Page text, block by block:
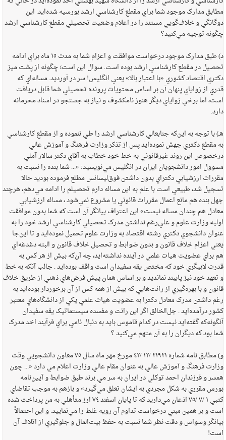
مطابق مدارک موجود شما براي مقطع کارشناسي ارشد بورسيه شده‌ايد. اين
دوگانگي و خلاف‌گويي مستند را در اعلام وضعيت تحصيلي مقطع کارشناسي ارشد
چگونه توجيه مي‌کنيد؟
د) طبق مدارک موجود درخواست موافقت و اعزام شما به مدت ‌١٥ ماه براي ادامه
تحصيل در مقطع کارشناسي ارشد بوده است. سوال اين است؛ چگونه از پشت ميز
دکتري اقتصاد کشوري «با اعتبار بالا» يعني انگليس! سر در آورديد. مساله‌اي که
قدري از زواياي پنهان آن بر اساس محتويات پرونده تحصيلي شما قابل دريافت
است، اما برخي زواياي ديگر هنوز نامکشوف و نياز به جستجو در اسناد محرمانه
دارد.
هـ) با توجه به اين‌که جنابعالي کارشناسي ارشد را طي ننموده و از مقطع کارشناسي
به مقطع دکتري جهش نموده‌ايد پس از تذکر وزارت فرهنگ و آموزش عالي
درخصوص اين روند غيرقانوني به خط خود خطاب به آقاي دکتر سالار آملي
مسوول امور دانشجويان ايران در انگليس مي‌نويسيد: «... شما بنده را نسبت به
مقررات ارزشيابي دکتراي بدون داشتن فوق‌ليسانس مطلع فرموده بوديد حالا
تسجيل شد، طبيعي است با علم به اين مساله دارم تحصيلم را ادامه مي‌دهم، هرچند
جهل بنده هم مانع اعمال مقررات قانوني يا مشروع نمي‌شود ، مساله ارزشيابي
معادل هم چندان مساله نيست» اين اعتراف بيانگر آن است که شما بدون موافقت
اوليه وزارت علوم و علي‌رغم نداشتن مدرک تحصيلي کارشناسي ارشد خود را به
عنوان دانشجوي دکتري رشته اقتصاد به وزارت علوم تحميل نموده‌ايد و تا اين‌جا
يعني اعزام خلاف قانون و بدون ضوابط و تحصيل خلاف قانون و البته دغدغه‌اي
هم براي عضويت هيات علمي در آينده نداشته‌ايد، چه آن‌که بيش از هر کس به
قدرت لابيگري خود که مختص يقه سفيدان است واقف بوده‌ايد . جالب آنکه به خط
و تعهد خود نيز پايبند نمانديد و بر اساس همان پيش فرض‌هاي ذهني از طريق خلاف
قانون و با بهره‌گيري از رانت‌هايي که بيش از همه کس از آن برخوردار بوده‌ايد به
رغم داشتن مدرک معادل دکترا به عضويت هيات علمي يکي از دانشگاه‌هاي معتبر
کشور درآمده‌ايد . جل‌الخالق اگر اين رانت و مفسده سيستماتيک يقه سفيدان
آنگونه‌که گفته‌ايد نيست در کدام قاموس بايد به دنبال نامي براي فرآيند اخد مدرک
شما بود که ديگران را به آن متهم مي‌کنيد ؟
و) مطابق نامه شماره ‌٢١٩٢١ /‌١٢ /‌٤٢ مورخ مهر ماه سال ‌٧٥ معاون دانشجويي وقت
وزارت فرهنگ و آموزش عالي به عنوان مقام عالي وزارت اعلام مي دارد «... چون
همسر و فرزندان احمد توکلي در ايران به سر مي برند طبق ضوابط و آيين‌نامه
بورس مقرري به شکل مجردي به ايشان تعلق مي‌گيرد» و بازهم به موجب تقاضاي
کتبي ‌١ /‌٧ /‌٧٥ اذعان مي‌داريد که تا پايان اسفند ‌٧٤ ارز متأهلي به من پرداخت شده
است و بر همين مبني درخواست تداوم آن رويه غلط را مي‌نماييد. و اين احتمالاً
بيانگر وسواس و دقت نظر شما نسبت به حفظ بيت‌المال و جلوگيري از اتلاف آن
است!